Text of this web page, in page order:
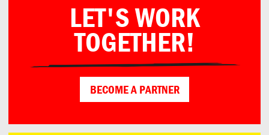
LET'S WORK
TOGETHER!
BECOME A PARTNER